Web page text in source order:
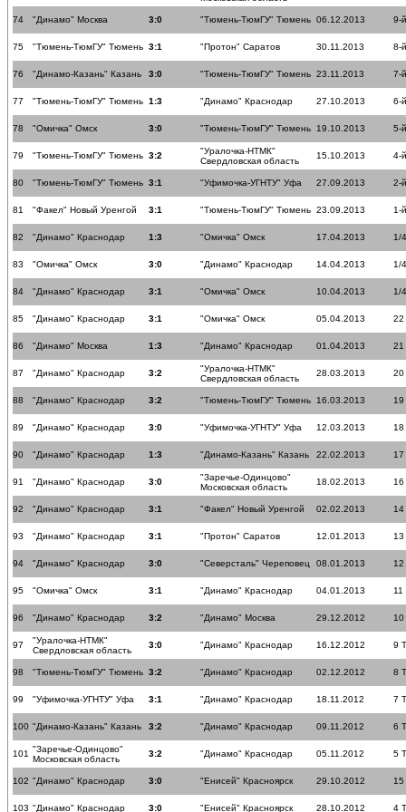
74 "Динамо" Москва 3:0 "Тюмень-ТюмГУ" Тюмень 06.12.2013 9-
75 "Тюмень-ТюмГУ" Тюмень 3:1 "Протон" Саратов 30.11.2013 8-
76 "Динамо-Казань" Казань 3:0 "Тюмень-ТюмГУ" Тюмень 23.11.2013 7-
77 "Тюмень-ТюмГУ" Тюмень 1:3 "Динамо" Краснодар 27.10.2013 6-
78 "Омичка" Омск 3:0 "Тюмень-ТюмГУ" Тюмень 19.10.2013 5-
79 "Тюмень-ТюмГУ" Тюмень 3:2
"Уралочка-НТМК"
Свердловская область
15.10.2013 4-
80 "Тюмень-ТюмГУ" Тюмень 3:1 "Уфимочка-УГНТУ" Уфа 27.09.2013 2-
81 "Факел" Новый Уренгой 3:1 "Тюмень-ТюмГУ" Тюмень 23.09.2013 1-
82 "Динамо" Краснодар 1:3 "Омичка" Омск 17.04.2013 1/
83 "Омичка" Омск 3:0 "Динамо" Краснодар 14.04.2013 1/
84 "Динамо" Краснодар 3:1 "Омичка" Омск 10.04.2013 1/
85 "Динамо" Краснодар 3:1 "Омичка" Омск 05.04.2013 22
86 "Динамо" Москва 1:3 "Динамо" Краснодар 01.04.2013 21
87 "Динамо" Краснодар 3:2
"Уралочка-НТМК"
Свердловская область
28.03.2013 20
88 "Динамо" Краснодар 3:2 "Тюмень-ТюмГУ" Тюмень 16.03.2013 19
89 "Динамо" Краснодар 3:0 "Уфимочка-УГНТУ" Уфа 12.03.2013 18
90 "Динамо" Краснодар 1:3 "Динамо-Казань" Казань 22.02.2013 17
91 "Динамо" Краснодар 3:0
"Заречье-Одинцово"
Московская область
18.02.2013 16
92 "Динамо" Краснодар 3:1 "Факел" Новый Уренгой 02.02.2013 14
93 "Динамо" Краснодар 3:1 "Протон" Саратов 12.01.2013 13
94 "Динамо" Краснодар 3:0 "Северсталь" Череповец 08.01.2013 12
95 "Омичка" Омск 3:1 "Динамо" Краснодар 04.01.2013 11
96 "Динамо" Краснодар 3:2 "Динамо" Москва 29.12.2012 10
97
"Уралочка-НТМК"
Свердловская область
3:0 "Динамо" Краснодар 16.12.2012 9
98 "Тюмень-ТюмГУ" Тюмень 3:2 "Динамо" Краснодар 02.12.2012 8
99 "Уфимочка-УГНТУ" Уфа 3:1 "Динамо" Краснодар 18.11.2012 7
100 "Динамо-Казань" Казань 3:2 "Динамо" Краснодар 09.11.2012 6
101 "Заречье-Одинцово"
Московская область
3:2 "Динамо" Краснодар 05.11.2012 5
102 "Динамо" Краснодар 3:0 "Енисей" Красноярск 29.10.2012 15
103 "Динамо" Краснодар 3:0 "Енисей" Красноярск 28.10.2012 4